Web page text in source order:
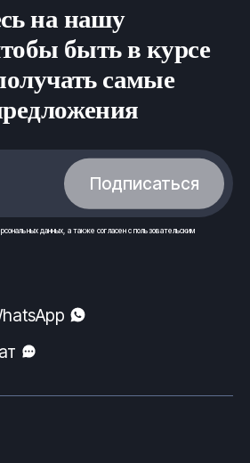
на нашу
быть в курсе
самые
Подписаться
данных , а также согласен спользовательским